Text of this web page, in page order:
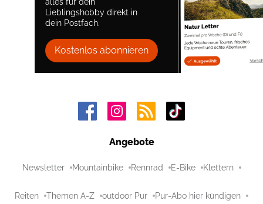
Lieblingshobby direkt in
dein Postfach.
Kostenlos abonnieren
Angebote
Newsletter Mountainbike Rennrad E-Bike Klettern
Reiten Themen A-Z outdoor Pur Pur-Abo hier kündigen